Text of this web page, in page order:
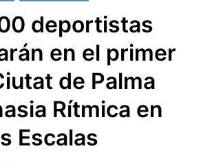
deportistas
en el primer
de Palma
Rítmica en
Escalas